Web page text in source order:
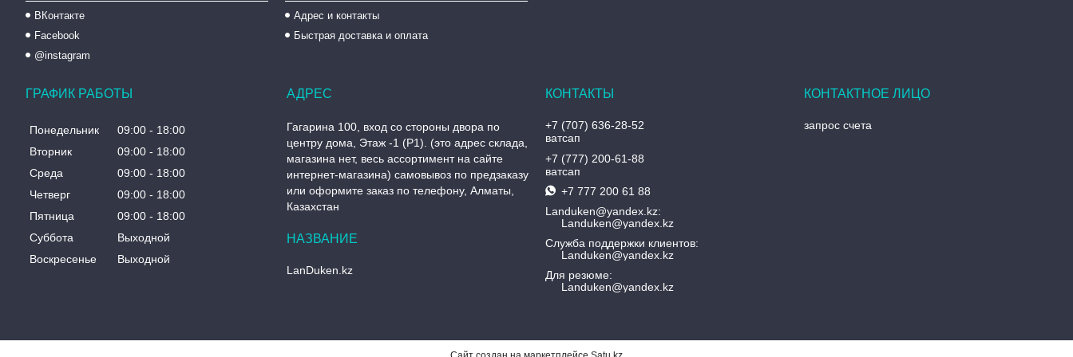
ВКонтакте
Facebook
@instagram
Адрес и контакты
Быстрая доставка и оплата
ГРАФИК РАБОТЫ
Понедельник 09:00
18:00
Вторник
09:00
18:00
Среда
09:00
18:00
Четверг
09:00
18:00
Пятница
09:00
18:00
Суббота
Выходной
Воскресенье
Выходной
Гагарина 100, вход со стороны двора по
центру дома, Этаж -1 (P1). (это адрес склада,
магазина нет, весь ассортимент на сайте
интернет-магазина) самовывоз по предзаказу
или оформите заказ по телефону, Алматы,
Казахстан
LanDuken.kz
+7 (707) 636-28-52
ватсап
+7 (777) 200-61-88
ватсап
+7 777 200 61 88
Landuken@yandex.kz
Landuken@yandex.kz
Служба поддержки клиентов
Landuken@yandex.kz
Для резюме
Landuken@yandex.kz
запрос счета